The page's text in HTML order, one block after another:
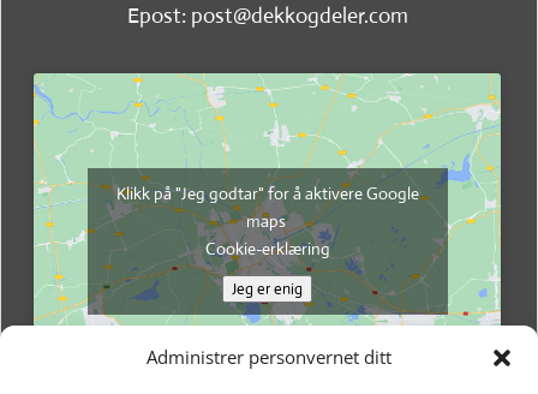
Administrer personvernet ditt
Epost: post@dekkogdeler.com
Klikk på "Jeg godtar" for å aktivere Google
maps
Cookie-erklæring
Jeg er enig